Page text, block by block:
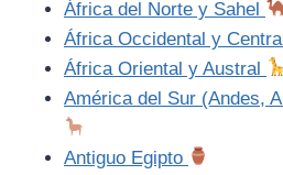
África del Norte y Sahel
África Occidental y
África Oriental y Austral
América del Sur (Andes,
Antiguo Egipto